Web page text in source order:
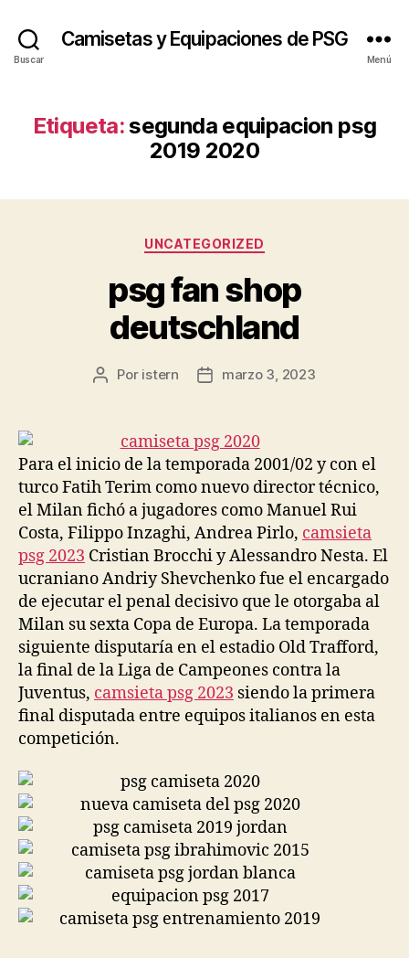
Buscar
Camisetas y Equipaciones de PSG
Menú
Etiqueta:segunda equipacion psg
2019 2020
Categorías
UNCATEGORIZED
psg fan shop
deutschland
Autor
entrada
Por istern
Fecha
entrada
marzo 3, 2023
Para el inicio de la temporada 2001/02 y con el
turco Fatih Terim como nuevo director técnico,
el Milan fichó a jugadores como Manuel Rui
Costa, Filippo Inzaghi, Andrea Pirlo, camsieta
psg 2023 Cristian Brocchi y Alessandro Nesta. El
ucraniano Andriy Shevchenko fue el encargado
de ejecutar el penal decisivo que le otorgaba al
Milan su sexta Copa de Europa. La temporada
siguiente disputaría en el estadio Old Trafford,
la final de la Liga de Campeones contra la
Juventus, camsieta psg 2023 siendo la primera
final disputada entre equipos italianos en esta
competición.